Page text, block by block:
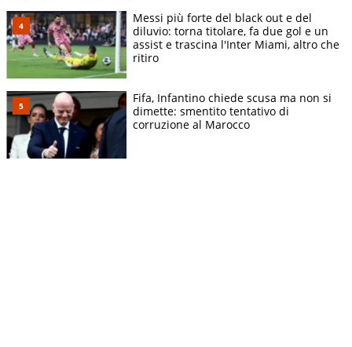
Messi più forte del black out e del
diluvio: torna titolare, fa due gol e un
assist e trascina l'Inter Miami, altro che
ritiro
Fifa, Infantino chiede scusa ma non si
dimette: smentito tentativo di
corruzione al Marocco